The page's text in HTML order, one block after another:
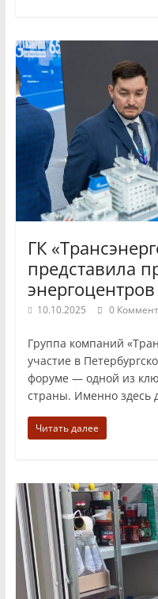
ГК
представила
10.10.2025 0
Группа компаний
участие в
форуме — одной из
страны. Именно здесь
Читать далее